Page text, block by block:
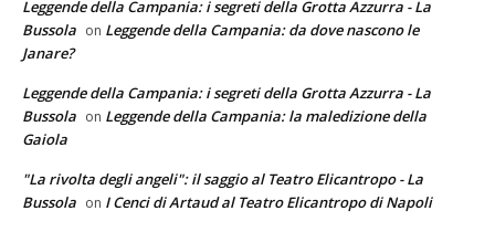
Leggende della Campania: i segreti della Grotta Azzurra - La
Bussola on Leggende della Campania: da dove nascono le
Janare?
Leggende della Campania: i segreti della Grotta Azzurra - La
Bussola on Leggende della Campania: la maledizione della
Gaiola
"La rivolta degli angeli": il saggio al Teatro Elicantropo - La
Bussola on I Cenci di Artaud al Teatro Elicantropo di Napoli